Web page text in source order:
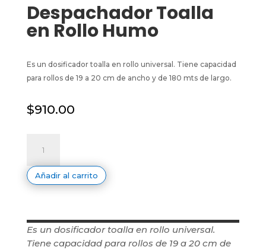
Despachador Toalla
en Rollo Humo
Es un dosificador toalla en rollo universal. Tiene capacidad
para rollos de 19 a 20 cm de ancho y de 180 mts de largo.
$910.00
Toalla
Humo
cantidad
Añadir al carrito
Es un dosificador toalla en rollo universal.
Tiene capacidad para rollos de 19 a 20 cm de